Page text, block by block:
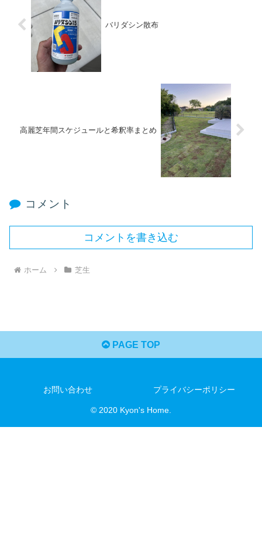
バリダシン散布
高麗芝年間スケジュールと希釈率まとめ
コメント
コメントを書き込む
ホーム 芝生
PAGE TOP
お問い合わせ プライバシーポリシー
© 2020 Kyon's Home.